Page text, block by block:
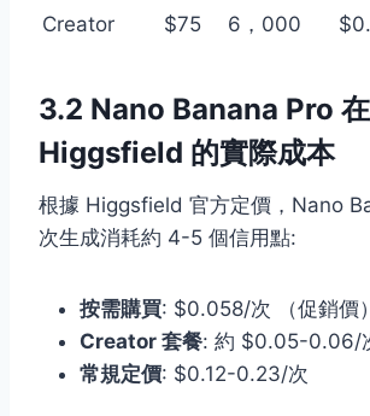
Creator
$75 6，000
3.2 Nano Banana Pro 在
Higgsfield 的實際成本
根據 Higgsfield 官方定價，Nano
次生成消耗約 4-5 個信用點:
按需購買: $0.058/次 （促銷價）
Creator 套餐: 約 $0.05-0.06/
常規定價: $0.12-0.23/次